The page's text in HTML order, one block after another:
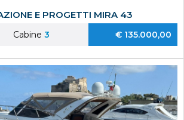
E PROGETTI MIRA 43
Cabine 3 € 135.000,00